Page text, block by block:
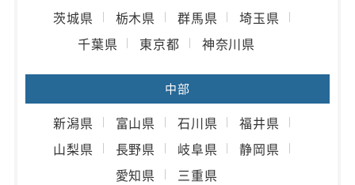
茨城県 栃木県 群馬県
埼玉県
千葉県
東京都 神奈川県
中部
新潟県 富山県 石川県
福井県
山梨県
長野県 岐阜県
静岡県
愛知県
三重県